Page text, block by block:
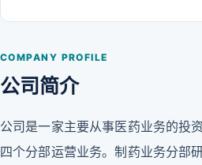
COMPANY PROFILE
公司简介
公司是一家主要从事医药业务的投
四个分部运营业务。制药业务分部